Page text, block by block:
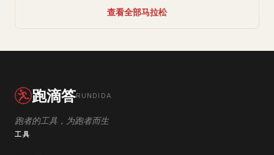
查看全部马拉松
跑滴答RUNDIDA
跑者的工具，为跑者而生
工具